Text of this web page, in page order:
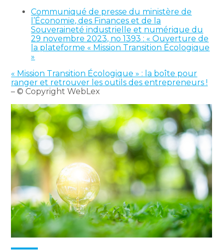
Communiqué de presse du ministère de
l’Économie, des Finances et de la
Souveraineté industrielle et numérique du
29 novembre 2023, no 1393 : « Ouverture de
la plateforme « Mission Transition Écologique
»
« Mission Transition Écologique » : la boîte pour
ranger et retrouver les outils des entrepreneurs !
– © Copyright WebLex